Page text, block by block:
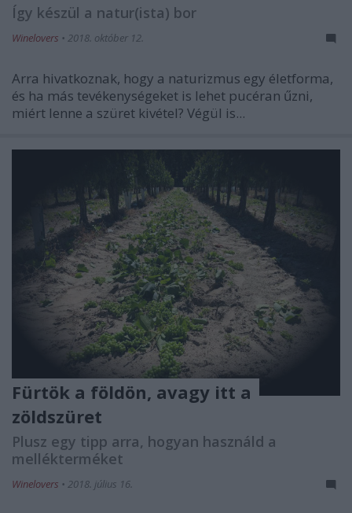
Így készül a natur(ista) bor
Winelovers • 2018. október 12.
Arra hivatkoznak, hogy a naturizmus egy életforma,
és ha más tevékenységeket is lehet pucéran űzni,
miért lenne a szüret kivétel? Végül is...
Fürtök a földön, avagy itt a
zöldszüret
Plusz egy tipp arra, hogyan használd a
mellékterméket
Winelovers • 2018. július 16.